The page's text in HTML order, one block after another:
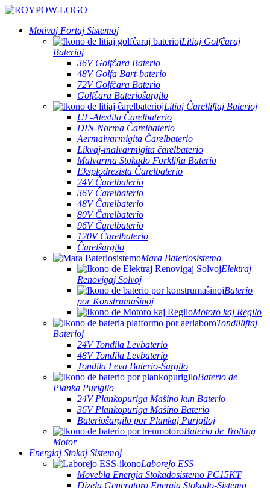
Motivaj Fortaj Sistemoj
Litiaj Golfĉaraj
Baterioj
36V Golfĉara Baterio
48V Golfa Bart-baterio
72V Golfĉara Baterio
Golfĉara Baterioŝargilo
Litiaj Ĉarelliftaj Baterioj
UL-Atestita Ĉarelbaterio
DIN-Norma Ĉarelbaterio
Aermalvarmigita Ĉarelbaterio
Likvaĵ-malvarmigita ĉarelbaterio
Malvarma Stokado Forklifta Baterio
Eksplodrezista Ĉarelbaterio
24V Ĉarelbaterio
36V Ĉarelbaterio
48V Ĉarelbaterio
80V Ĉarelbaterio
96V Ĉarelbaterio
120V Ĉarelbaterio
Ĉarelŝargilo
Mara Bateriosistemo
Elektraj
Renovigaj Solvoj
Baterio
por Konstrumaŝinoj
Motoro kaj Regilo
Tondilliftaj
Baterioj
24V Tondila Levbaterio
48V Tondila Levbaterio
Tondila Leva Baterio-Ŝargilo
Baterio de
Planka Purigilo
24V Plankopuriga Maŝino kun Baterio
36V Plankopuriga Maŝino Baterio
Baterioŝargilo por Plankaj Purigiloj
Baterio de Trolling
Motor
Energiaj Stokaj Sistemoj
Laborejo ESS
Movebla Energia Stokadosistemo PC15KT
Dizela Generatoro Energia Stokado-Sistemo